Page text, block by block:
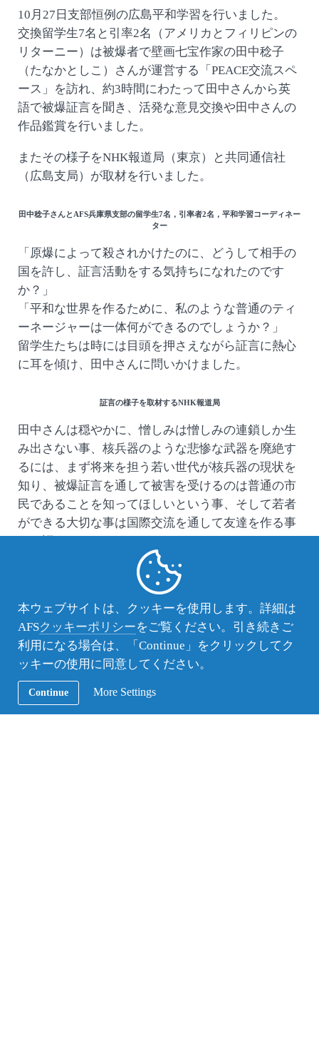
10月27日支部恒例の広島平和学習を行いました。
交換留学生7名と引率2名（アメリカとフィリピンの
リターニー）は被爆者で壁画七宝作家の田中稔子
（たなかとしこ）さんが運営する「PEACE交流スペ
ース」を訪れ、約3時間にわたって田中さんから英
語で被爆証言を聞き、活発な意見交換や田中さんの
作品鑑賞を行いました。
またその様子をNHK報道局（東京）と共同通信社
（広島支局）が取材を行いました。
田中稔子さんとAFS兵庫県支部の留学生7名，引率者2名，平和学習コーディネー
ター
「原爆によって殺されかけたのに、どうして相手の
国を許し、証言活動をする気持ちになれたのです
か？」
「平和な世界を作るために、私のような普通のティ
ーネージャーは一体何ができるのでしょうか？」
留学生たちは時には目頭を押さえながら証言に熱心
に耳を傾け、田中さんに問いかけました。
証言の様子を取材するNHK報道局
田中さんは穏やかに、憎しみは憎しみの連鎖しか生
み出さない事、核兵器のような悲惨な武器を廃絶す
るには、まず将来を担う若い世代が核兵器の現状を
知り、被爆証言を通して被害を受けるのは普通の市
民であることを知ってほしいという事、そして若者
ができる大切な事は国際交流を通して友達を作る事
なぜなら外国に友達がいれば、つまり相手の国が単
なる覇権争いの相手ではなく人間として顔の見える
相手であれば、その国と戦争したいとは願わなくな
るからです。
「核抑止力ではなく若者の国際交流を通じた戦争抑
止を」
そう願う田中さんのメッセージに生徒たちは強く心
動かされた様子でした。
本ウェブサイトは、クッキーを使用します。詳細は
AFSクッキーポリシーをご覧ください。引き続きご
利用になる場合は、「Continue」をクリックしてク
ッキーの使用に同意してください。
Continue More Settings